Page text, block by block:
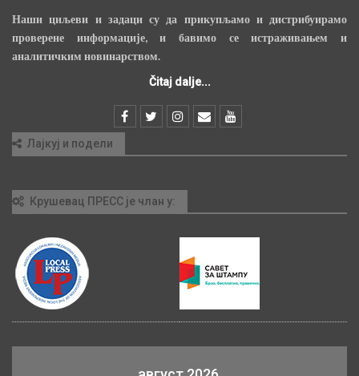
Наши циљеви и задаци су да прикупљамо и дистрибуирамо
проверене информације, и бавимо се истраживањем и
аналитичким новинарством.
Čitaj dalje...
Лајкуј и подели
Крушевац ПРЕСС је члан у: